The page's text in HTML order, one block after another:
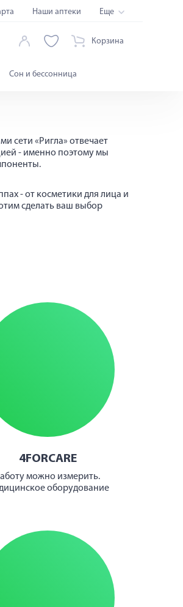
Наши аптеки Еще
Корзина
Сон и бессонница
сети «Ригла» отвечает
- именно поэтому мы
- от косметики для лица и
сделать ваш выбор
4FORCARE
можно измерить.
оборудование